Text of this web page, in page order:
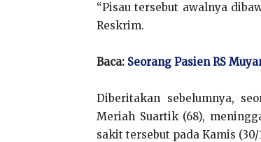
“Pisau tersebut awalnya
Reskrim.
Baca: Seorang Pasien RS
Diberitakan sebelumnya,
Meriah Suartik (68),
sakit tersebut pada Kamis (30/